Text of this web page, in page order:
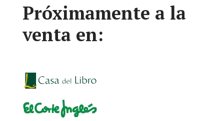
Próximamente a la
venta en: